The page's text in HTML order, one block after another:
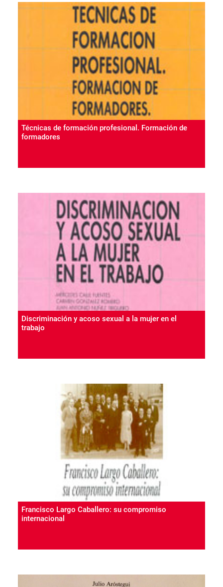
Técnicas de formación profesional. Formación de
formadores
Discriminación y acoso sexual a la mujer en el
trabajo
Francisco Largo Caballero: su compromiso
internacional